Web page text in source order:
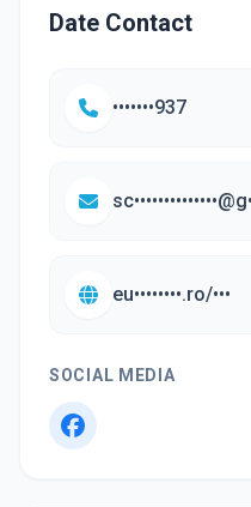
Date Contact
•••••••937
eu••••••••.ro/•••
SOCIAL MEDIA